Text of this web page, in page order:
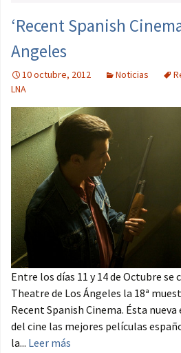
‘Recent Spanish
Angeles
10 octubre, 2012 Noticias
LNA
Entre los días 11 y 14 de Octubre
Theatre de Los Ángeles la 18ª
Recent Spanish Cinema. Ésta
del cine las mejores películas
la... Leer más